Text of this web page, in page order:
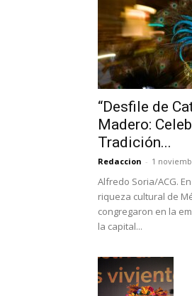
“Desfile de
Madero:
Tradición...
Redaccion - 1
Alfredo Soria/ACG.
riqueza cultural de
congregaron en la
la capital...